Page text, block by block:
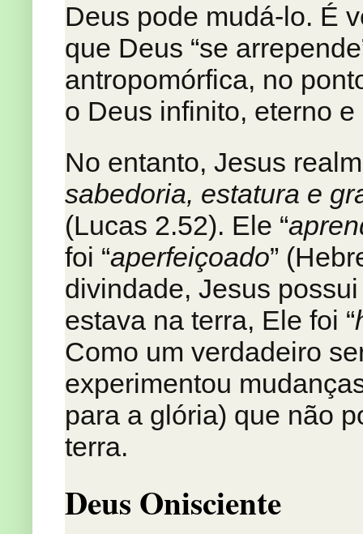
Deus pode mudá-lo. É
que Deus “se
antropomórfica, no
o Deus infinito, eterno
No entanto, Jesus
sabedoria, estatura e
(Lucas 2.52). Ele “
foi “aperfeiçoado”
divindade, Jesus
estava na terra, Ele foi “
Como um verdadeiro
experimentou
para a glória) que não
terra.
Deus Onisciente